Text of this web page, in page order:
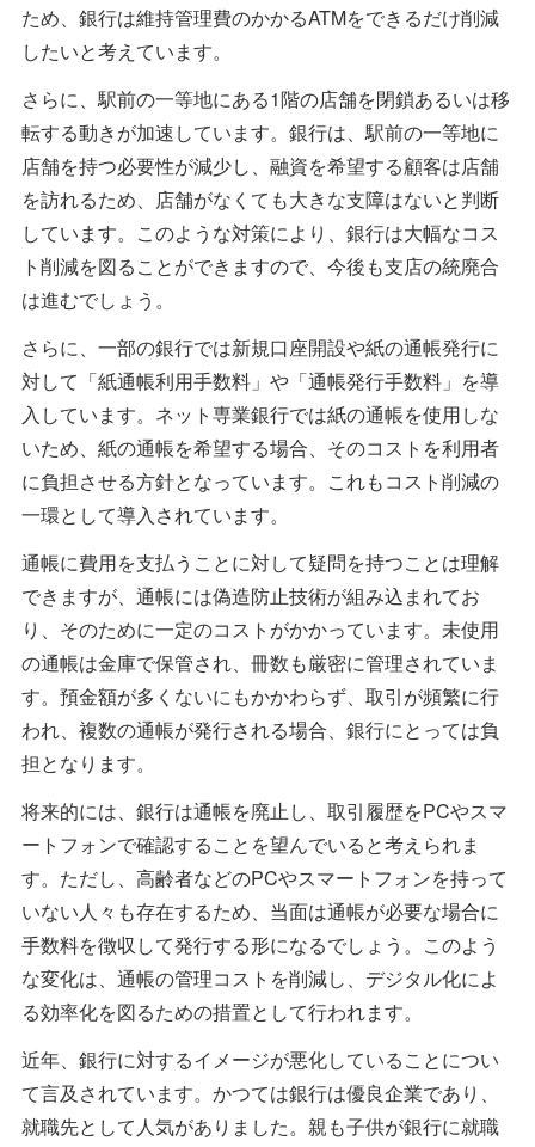
ため、銀行は維持管理費のかかるATMをできるだけ削減
したいと考えています。
さらに、駅前の一等地にある1階の店舗を閉鎖あるいは移
転する動きが加速しています。銀行は、駅前の一等地に
店舗を持つ必要性が減少し、融資を希望する顧客は店舗
を訪れるため、店舗がなくても大きな支障はないと判断
しています。このような対策により、銀行は大幅なコス
ト削減を図ることができますので、今後も支店の統廃合
は進むでしょう。
さらに、一部の銀行では新規口座開設や紙の通帳発行に
対して「紙通帳利用手数料」や「通帳発行手数料」を導
入しています。ネット専業銀行では紙の通帳を使用しな
いため、紙の通帳を希望する場合、そのコストを利用者
に負担させる方針となっています。これもコスト削減の
一環として導入されています。
通帳に費用を支払うことに対して疑問を持つことは理解
できますが、通帳には偽造防止技術が組み込まれてお
り、そのために一定のコストがかかっています。未使用
の通帳は金庫で保管され、冊数も厳密に管理されていま
す。預金額が多くないにもかかわらず、取引が頻繁に行
われ、複数の通帳が発行される場合、銀行にとっては負
担となります。
将来的には、銀行は通帳を廃止し、取引履歴をPCやスマ
ートフォンで確認することを望んでいると考えられま
す。ただし、高齢者などのPCやスマートフォンを持って
いない人々も存在するため、当面は通帳が必要な場合に
手数料を徴収して発行する形になるでしょう。このよう
な変化は、通帳の管理コストを削減し、デジタル化によ
る効率化を図るための措置として行われます。
近年、銀行に対するイメージが悪化していることについ
て言及されています。かつては銀行は優良企業であり、
就職先として人気がありました。親も子供が銀行に就職